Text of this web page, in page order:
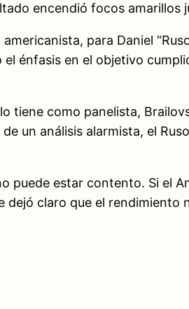
encendió focos amarillos
para Daniel
énfasis en el objetivo
tiene como panelista,
un análisis alarmista, el
puede estar contento. Si el
claro que el